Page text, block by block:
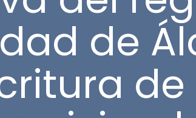
de